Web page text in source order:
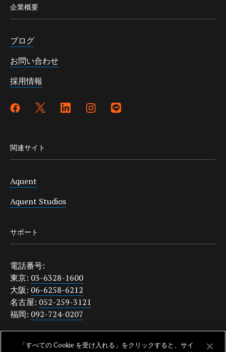
企業概要
ブログ
お問い合わせ
採用情報
関連サイト
Aquent
Aquent Studios
サポート
電話番号:
東京: 03-6328-1600
大阪: 06-6258-6212
名古屋: 052-259-3121
福岡: 092-724-0207
japanquestions@aquent.com
「すべての Cookie を受け入れる」をクリックすると、サイ